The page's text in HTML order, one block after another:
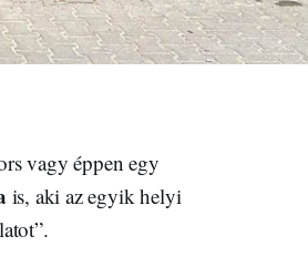
vagy éppen egy
is, aki az egyik helyi